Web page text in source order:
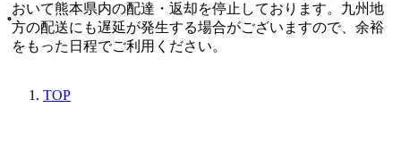
おいて熊本県内の配達・返却を停止しております。九州地
方の配送にも遅延が発生する場合がございますので、余裕
をもった日程でご利用ください。
TOP